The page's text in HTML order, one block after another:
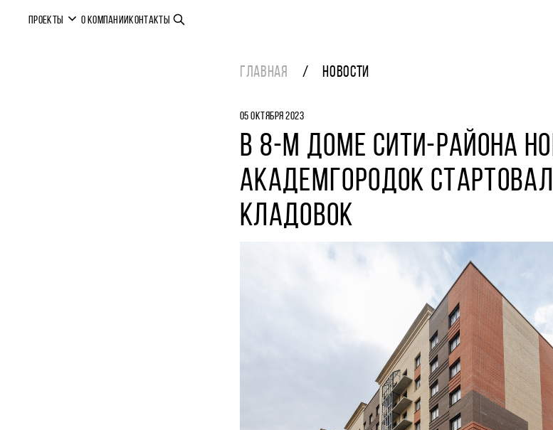
ПРОЕКТЫ О КОМПАНИИКОНТАКТЫ
ГЛАВНАЯ НОВОСТИ
05 ОКТЯБРЯ 2023
В 8-М ДОМЕ СИТИ-РАЙОНА
АКАДЕМГОРОДОК
КЛАДОВОК